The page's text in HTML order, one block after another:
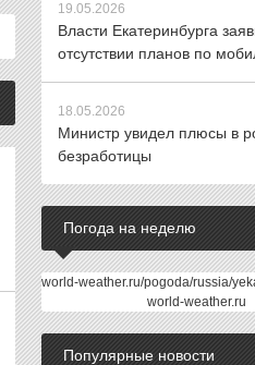
19.05.2026
Власти Екатеринбурга
отсутствии планов по
18.05.2026
Министр увидел плюсы в
безработицы
Погода на неделю
world-weather.ru
Популярные новости